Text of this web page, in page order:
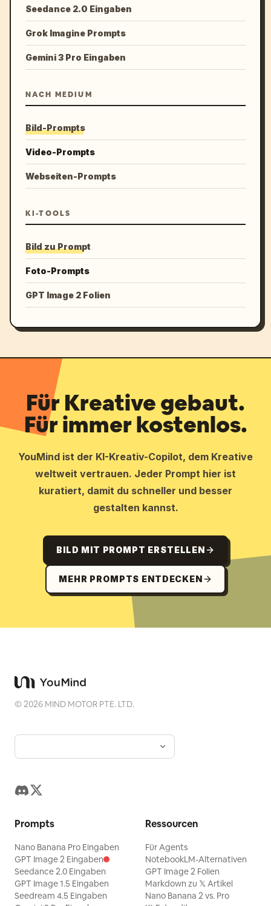
Seedance 2.0 Eingaben
Grok Imagine Prompts
Gemini 3 Pro Eingaben
NACH MEDIUM
Bild-Prompts
Video-Prompts
Webseiten-Prompts
KI-TOOLS
Bild zu Prompt
Foto-Prompts
GPT Image 2 Folien
Für Kreative gebaut.
Für immer kostenlos.
YouMind ist der KI-Kreativ-Copilot, dem Kreative
weltweit vertrauen. Jeder Prompt hier ist
kuratiert, damit du schneller und besser
gestalten kannst.
BILD MIT PROMPT ERSTELLEN
MEHR PROMPTS ENTDECKEN
©2026 MIND MOTOR PTE. LTD.
Prompts
Nano Banana Pro Eingaben
GPT Image 2 Eingaben
Seedance 2.0 Eingaben
GPT Image 1.5 Eingaben
Seedream 4.5 Eingaben
Ressourcen
Für Agents
NotebookLM-Alternativen
GPT Image 2 Folien
Markdown zu 𝕏 Artikel
Nano Banana 2 vs. Pro